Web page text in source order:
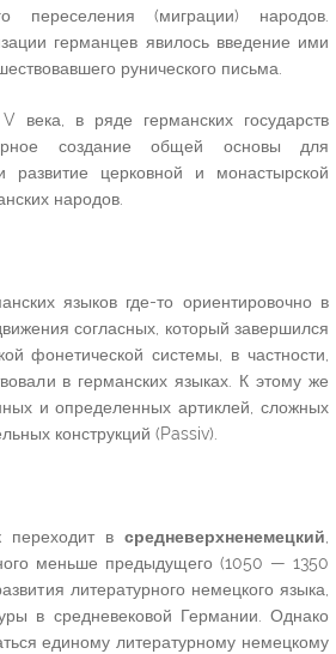
переселения (миграции) народов.
германцев явилось введение ими
рунического письма.
века, в ряде германских государств
создание общей основы для
церковной и монастырской
народов.
языков где-то ориентировочно в
согласных, который завершился
фонетической системы, в частности,
в германских языках. К этому же
и определенных артиклей, сложных
конструкций (Passiv).
переходит в средневерхненемецкий
меньше предыдущего (1050 — 1350
литературного немецкого языка,
в средневековой Германии. Однако
единому литературному немецкому